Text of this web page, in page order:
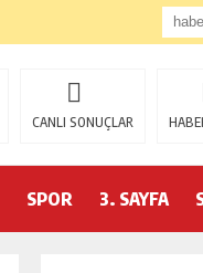
CANLI SONUÇLAR
SPOR 3. SAYFA